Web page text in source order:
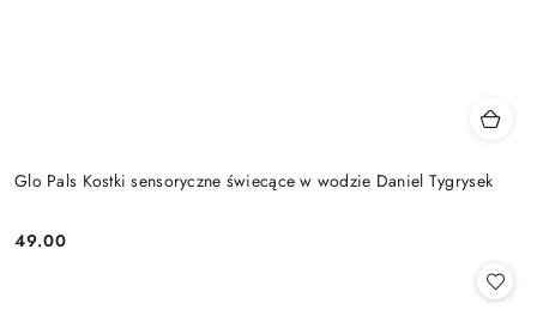
Glo Pals Kostki sensoryczne świecące w wodzie Daniel Tygrysek
Cena:
49.00